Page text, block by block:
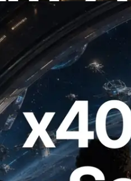
ที่รองรับ x402